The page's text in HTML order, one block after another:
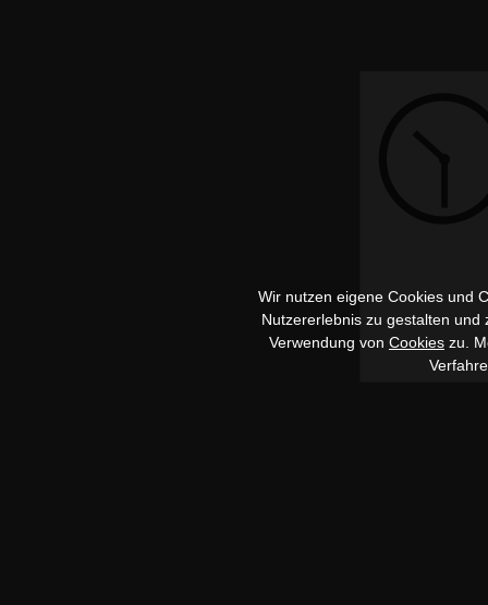
Wir nutzen eigene Cookies und
Nutzererlebnis zu gestalten
Verwendung von Cookies zu.